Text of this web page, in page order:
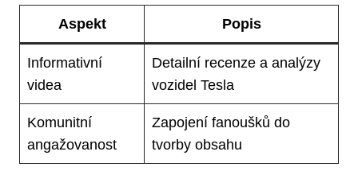
Aspekt Popis
Informativní
videa
Detailní recenze a analýzy
vozidel Tesla
Komunitní
angažovanost
Zapojení fanoušků do
tvorby obsahu